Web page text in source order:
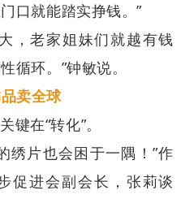
口就能踏实挣钱。”
，老家姐妹们就越有钱
循环。”钟敏说。
卖全球
键在“转化”。
绣片也会困于一隅！”作
促进会副会长，张莉谈